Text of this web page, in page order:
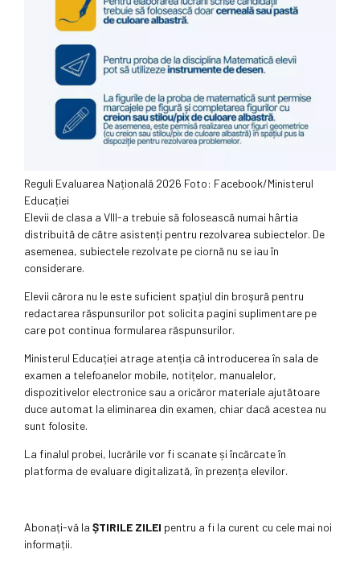
Reguli Evaluarea Națională 2026 Foto: Facebook/Ministerul
Educației
Elevii de clasa a VIII-a trebuie să folosească numai hârtia
distribuită de către asistenți pentru rezolvarea subiectelor. De
asemenea, subiectele rezolvate pe ciornă nu se iau în
considerare.
Elevii cărora nu le este suficient spațiul din broşură pentru
redactarea răspunsurilor pot solicita pagini suplimentare pe
care pot continua formularea răspunsurilor.
Ministerul Educației atrage atenția că introducerea în sala de
examen a telefoanelor mobile, notițelor, manualelor,
dispozitivelor electronice sau a oricăror materiale ajutătoare
duce automat la eliminarea din examen, chiar dacă acestea nu
sunt folosite.
La finalul probei, lucrările vor fi scanate și încărcate în
platforma de evaluare digitalizată, în prezența elevilor.
Abonați-vă la ȘTIRILE ZILEI pentru a fi la curent cu cele mai noi
informații.